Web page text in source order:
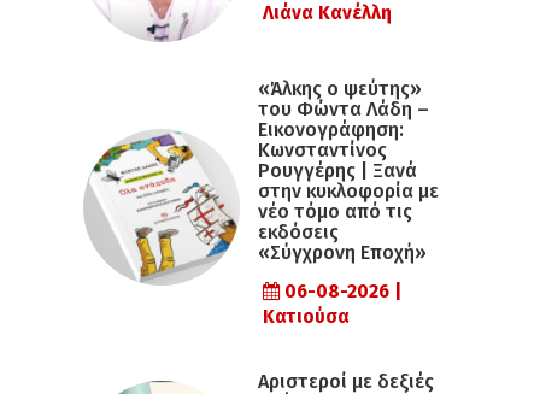
Λιάνα Κανέλλη
«Άλκης ο ψεύτης»
του Φώντα Λάδη –
Εικονογράφηση:
Κωνσταντίνος
Ρουγγέρης | Ξανά
στην κυκλοφορία με
νέο τόμο από τις
εκδόσεις
«Σύγχρονη Εποχή»
06-08-2026 |
Κατιούσα
Αριστεροί με δεξιές